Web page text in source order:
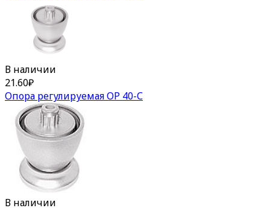
В наличии
21.60₽
Опора регулируемая ОР 40-С
В наличии